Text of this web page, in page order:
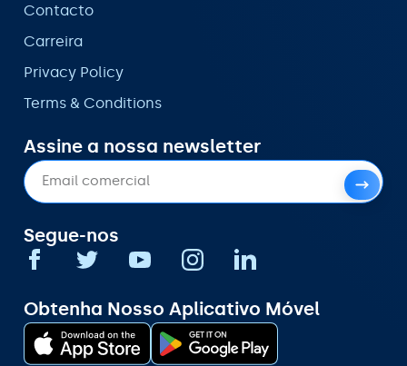
Contacto
Carreira
Privacy Policy
Terms & Conditions
Assine a nossa newsletter
Segue-nos
Obtenha Nosso Aplicativo Móvel